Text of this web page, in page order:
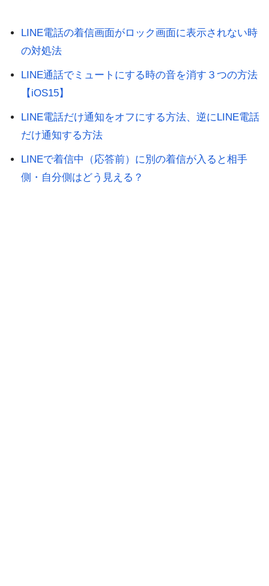
LINE電話の着信画面がロック画面に表示されない時
の対処法
LINE通話でミュートにする時の音を消す３つの方法
【iOS15】
LINE電話だけ通知をオフにする方法、逆にLINE電話
だけ通知する方法
LINEで着信中（応答前）に別の着信が入ると相手
側・自分側はどう見える？